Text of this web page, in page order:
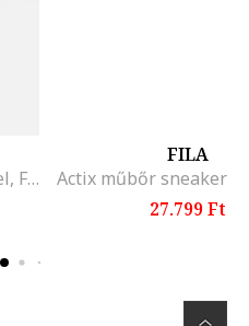
Bőrsneaker textilbetétekkel, Fekete/Átlátszó
FILA
27.799 Ft